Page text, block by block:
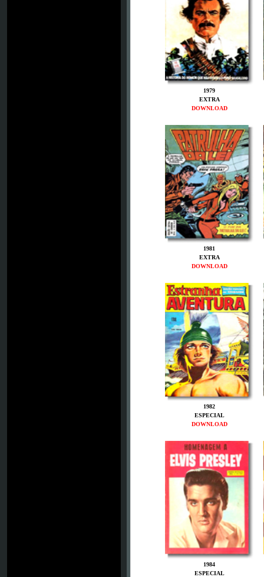
1979
EXTRA
DOWNLOAD
1981
EXTRA
DOWNLOAD
1982
ESPECIAL
DOWNLOAD
1984
ESPECIAL